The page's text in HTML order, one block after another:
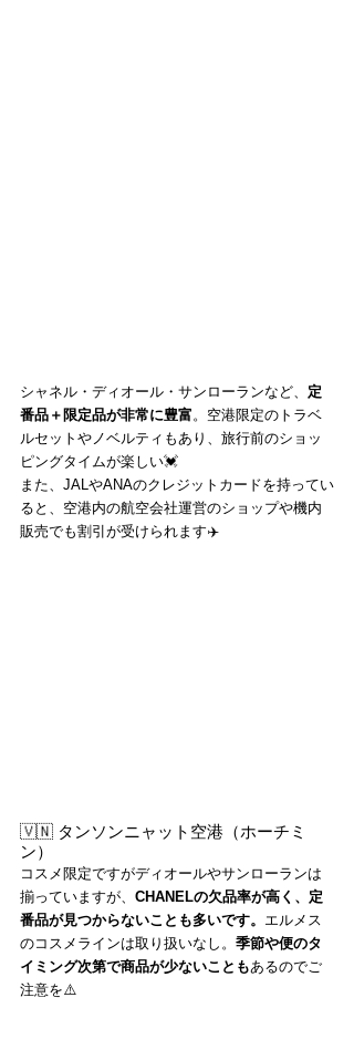
シャネル・ディオール・サンローランなど、 定
番品＋限定品が非常に豊富 。空港限定のトラベ
ルセットやノベルティもあり、旅行前のショッ
ピングタイムが楽しい💓
また、JALやANAのクレジットカードを持ってい
ると、空港内の航空会社運営のショップや機内
販売でも割引が受けられます✈️
🇻🇳 タンソンニャット空港（ホーチミ
ン）
コスメ限定ですがディオールやサンローランは
揃っていますが、 CHANELの欠品率が高く、定
番品が見つからないことも多いです。 エルメス
のコスメラインは取り扱いなし。 季節や便のタ
イミング次第で商品が少ないこともあるのでご
注意を⚠️